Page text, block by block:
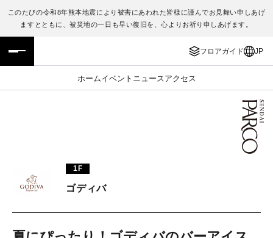
このたびの令和8年熊本地震により被害にあわれた皆様に謹んでお見舞い申しあげ
ますとともに、被災地の一日も早い復旧を、心よりお祈り申しあげます。
フロアガイド JP
ホームイベント ニュース アクセス
フロアガイド
施設案内・アクセス
TAX FREE
ENGLISH
繁体字
日本語
1F
ゴディバ